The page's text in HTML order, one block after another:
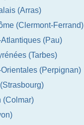
(Arras)
(Clermont-Ferrand)
(Pau)
(Tarbes)
(Perpignan)
(Colmar)